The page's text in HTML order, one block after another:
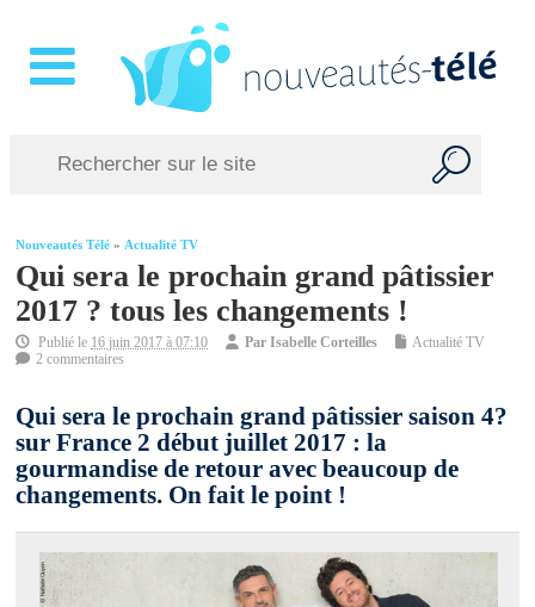
Nouveautés Télé »Actualité TV
Qui sera le prochain grand pâtissier
2017 ? tous les changements !
Publié le 16 juin 2017 à 07:10 ParIsabelle Corteilles
Actualité TV
2 commentaires
Qui sera le prochain grand pâtissier saison 4?
sur France 2 début juillet 2017 : la
gourmandise de retour avec beaucoup de
changements. On fait le point !